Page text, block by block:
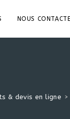
NOUS
& devis en ligne >